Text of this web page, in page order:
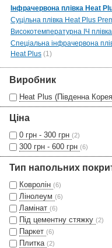
Інфрачервона плівка Heat
Суцільна плівка Heat Plus
Високотемпературна ІЧ
Спеціальна інфрачервона
Heat Plus (1)
Виробник
Heat Plus (Південна
Ціна
0 грн - 300 грн (2)
300 грн - 600 грн (6)
Тип напольних
Ковролін (6)
Лінолеум (6)
Ламінат (6)
Під цементну стяжку (2)
Паркет (6)
Плитка (2)